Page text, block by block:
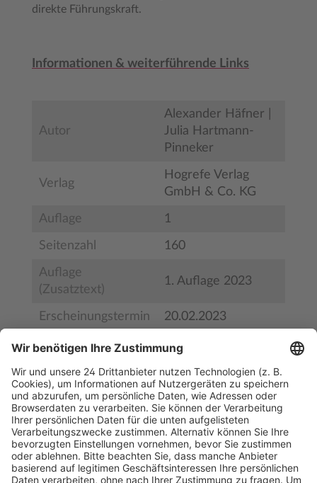
direkte Führungskraft.
Informationen & weiterführende Links
Autor
Alexander Häfner |
Julia Hartmann-
Pinneker
Verlag
Hogrefe Verlag
GmbH & Co. KG
Auflage 1
Seitenzahl 160
Auflage
(Zusatztext)
1. Auflage 2023
Erscheinungstermin 20.02.2023
Bestell-Nr. 9783801731281
ISBN 978-3-8017-3128-1